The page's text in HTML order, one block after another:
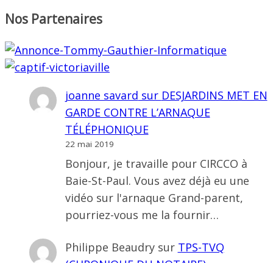
Nos Partenaires
joanne savard sur DESJARDINS MET EN
GARDE CONTRE L’ARNAQUE
TÉLÉPHONIQUE
22 mai 2019
Bonjour, je travaille pour CIRCCO à
Baie-St-Paul. Vous avez déjà eu une
vidéo sur l'arnaque Grand-parent,
pourriez-vous me la fournir…
Philippe Beaudrysur TPS-TVQ